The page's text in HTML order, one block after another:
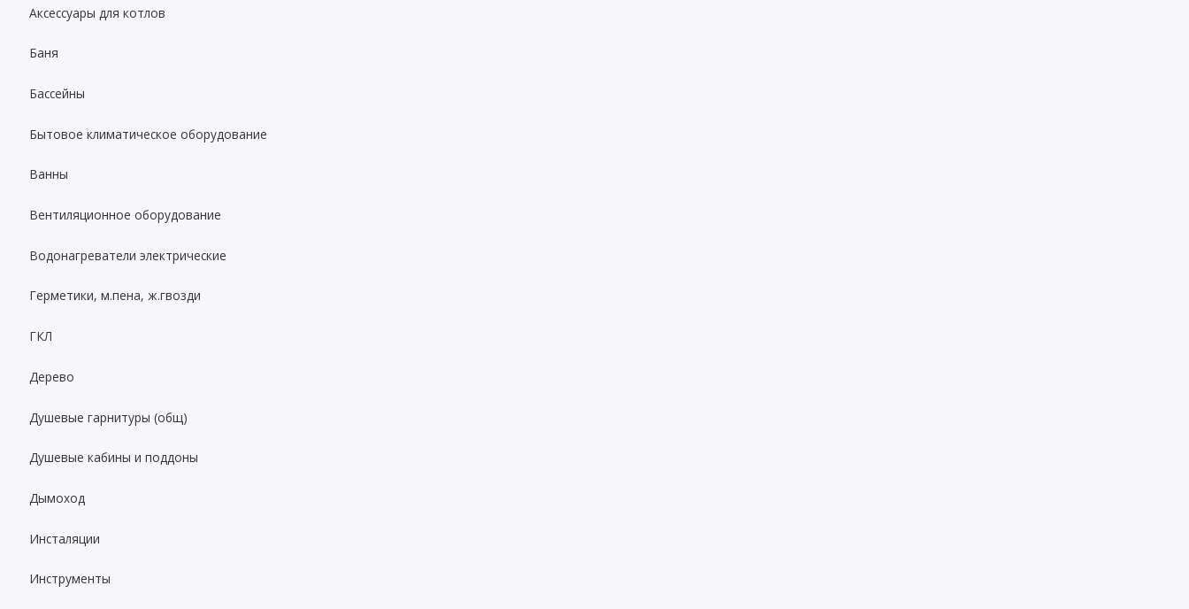
Аксессуары для котлов
Баня
Бассейны
Бытовое климатическое оборудование
Ванны
Вентиляционное оборудование
Водонагреватели электрические
Герметики, м.пена, ж.гвозди
ГКЛ
Дерево
Душевые гарнитуры (общ)
Душевые кабины и поддоны
Дымоход
Инсталяции
Инструменты